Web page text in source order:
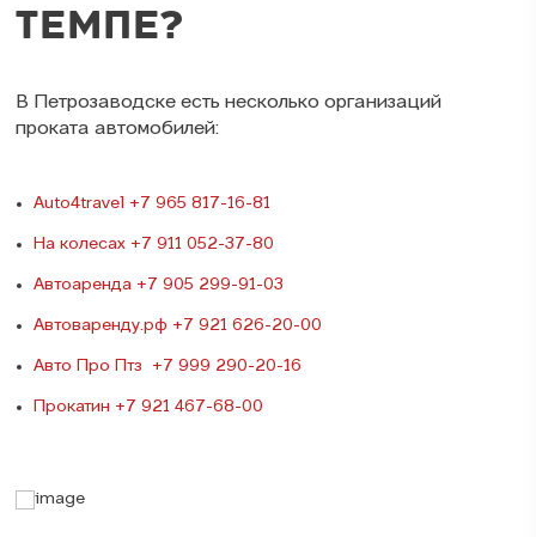
ТЕМПЕ?
В Петрозаводске есть несколько организаций
проката автомобилей:
Auto4travel +7 965 817-16-81
На колесах +7 911 052-37-80
Автоаренда +7 905 299-91-03
Автоваренду.рф +7 921 626-20-00
Авто Про Птз +7 999 290-20-16
Прокатин +7 921 467-68-00